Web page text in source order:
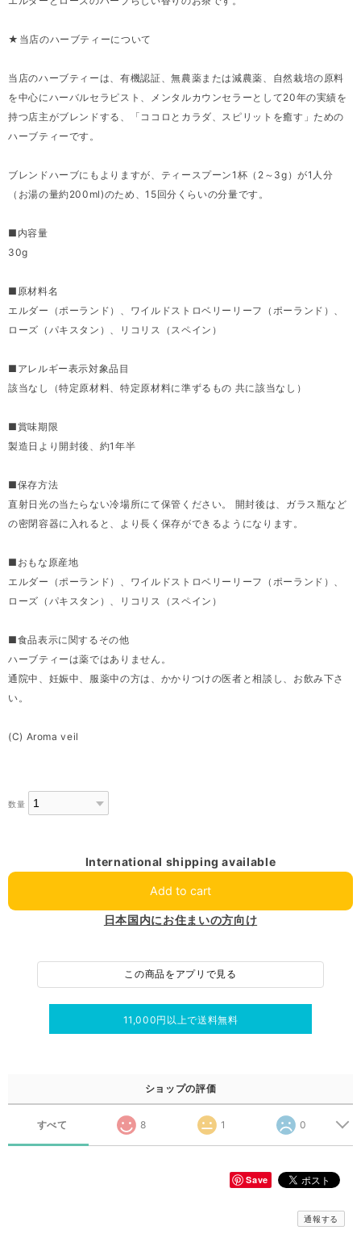
★当店のハーブティーについて
当店のハーブティーは、有機認証、無農薬または減農薬、自然栽培の原料
を中心にハーバルセラピスト、メンタルカウンセラーとして20年の実績を
持つ店主がブレンドする、「ココロとカラダ、スピリットを癒す」ための
ハーブティーです。
ブレンドハーブにもよりますが、ティースプーン1杯（2～3g）が1人分
（お湯の量約200ml)のため、15回分くらいの分量です。
■内容量
30g
■原材料名
エルダー（ポーランド）、ワイルドストロベリーリーフ（ポーランド）、
ローズ（パキスタン）、リコリス（スペイン）
■アレルギー表示対象品目
該当なし（特定原材料、特定原材料に準ずるもの 共に該当なし）
■賞味期限
製造日より開封後、約1年半
■保存方法
直射日光の当たらない冷場所にて保管ください。 開封後は、ガラス瓶など
の密閉容器に入れると、より長く保存ができるようになります。
■おもな原産地
エルダー（ポーランド）、ワイルドストロベリーリーフ（ポーランド）、
ローズ（パキスタン）、リコリス（スペイン）
■食品表示に関するその他
ハーブティーは薬ではありません。
通院中、妊娠中、服薬中の方は、かかりつけの医者と相談し、お飲み下さ
い。
(C) Aroma veil
数量
International shipping available
Add to cart
日本国内にお住まいの方向け
この商品をアプリで見る
11,000円以上で送料無料
ショップの評価
すべて 8 1 0
Save
通報する